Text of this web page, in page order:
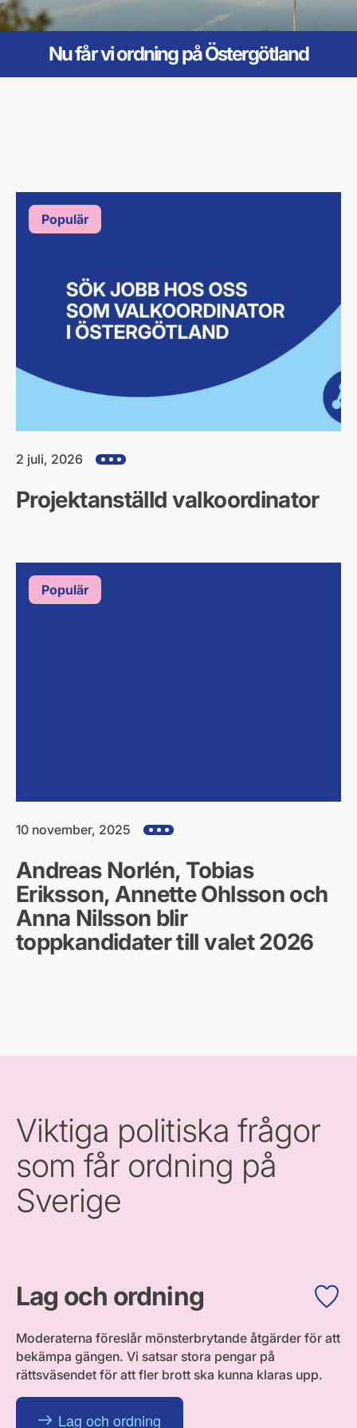
Nu får vi ordning på Östergötland
Populär
2 juli, 2026 Visa alla hjärtefrågor
Projektanställd valkoordinator
Populär
10 november, 2025 Visa alla hjärtefrågor
Andreas Norlén, Tobias
Eriksson, Annette Ohlsson och
Anna Nilsson blir
toppkandidater till valet 2026
Viktiga politiska frågor
som får ordning på
Sverige
Lag och ordning
Moderaterna föreslår mönsterbrytande åtgärder för att
bekämpa gängen. Vi satsar stora pengar på
rättsväsendet för att fler brott ska kunna klaras upp.
Lag och ordning